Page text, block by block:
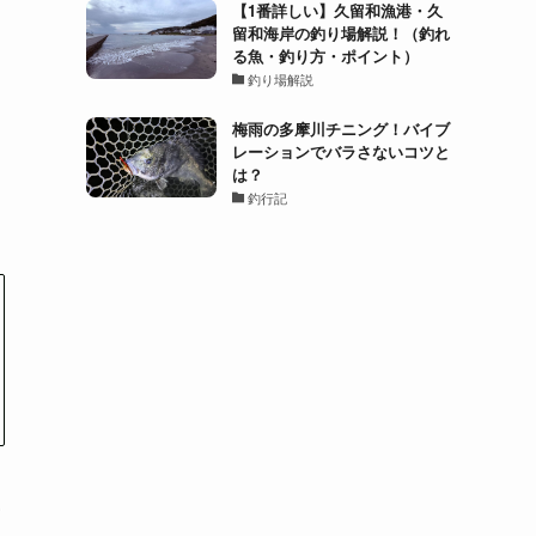
【1番詳しい】久留和漁港・久
留和海岸の釣り場解説！（釣れ
る魚・釣り方・ポイント）
釣り場解説
梅雨の多摩川チニング！バイブ
レーションでバラさないコツと
は？
釣行記